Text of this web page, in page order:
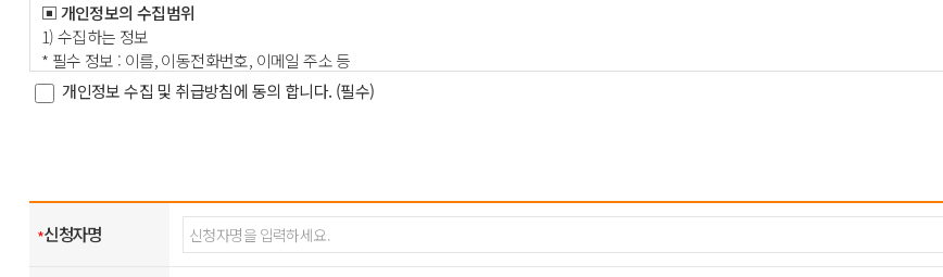
▣ 개인정보의 수집범위
1) 수집하는 정보
* 필수 정보 : 이름, 이동전화번호, 이메일 주소 등
▣ 개인정보의 수집목적 및 이용목적
웹사이트는 이용자의 기본적 인권 침해의 우려가 있는 민감한 개인정보 ( 인종 및 민족, 사상 및 신조, 출신지 및 본적지, 정치적 성향 및 범죄
▣. 개인정보의 보유기간 및 이용기간
개인정보 수집 및 취급방침에 동의 합니다. (필수)
*신청자명